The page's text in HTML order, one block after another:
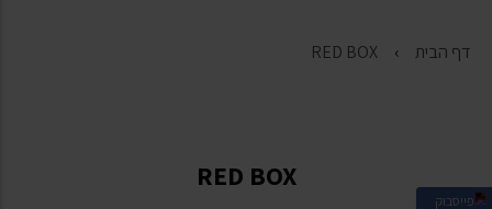
דף הבית RED BOX
RED BOX